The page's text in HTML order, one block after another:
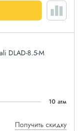
DLAD-8.5-M
10 атм
Получить скидку